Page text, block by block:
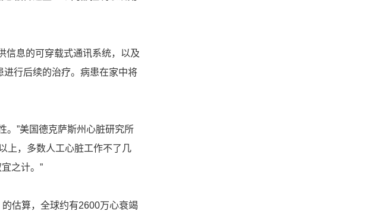
信息的可穿载式通讯系统，以及
行后续的治疗。病患在家中将
。”美国德克萨斯州心脏研究所
上，多数人工心脏工作不了几
之计。”
估算，全球约有2600万心衰竭